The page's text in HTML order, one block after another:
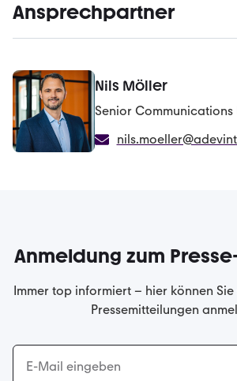
Ansprechpartner
Nils Möller
Senior Communications
Anmeldung zum
Immer top informiert – hier können
Pressemitteilungen